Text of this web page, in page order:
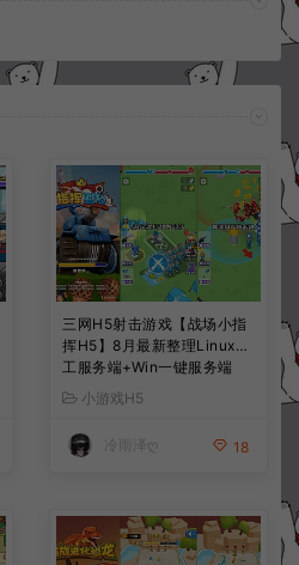
三网H5射击游戏【战场小指
挥H5】8月最新整理Linux手
工服务端+Win一键服务端
+解压即玩+简易安卓客户端
+详细搭建教程
小游戏H5
冷雨泽ღ 18